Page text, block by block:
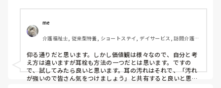
耳栓の管理も大変だと思いますし（衛生的に消毒なども必要
かと）、皆さんどう思われますか？
me
介護福祉士, 従来型特養, ショートステイ, デイサービス, 訪問介護,
仰る通りだと思います。しかし価値観は様々なので、自分と考
え方は違いますが耳栓も方法の一つだとは思います。ですの
で、試してみたら良いと思います。耳の汚れはそれで、「汚れ
が強いので皆さん気をつけましょう」と共有すると良いと思い